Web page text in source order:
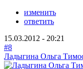
изменить
ответить
15.03.2012 - 20:21
#8
Ладыгина Ольга